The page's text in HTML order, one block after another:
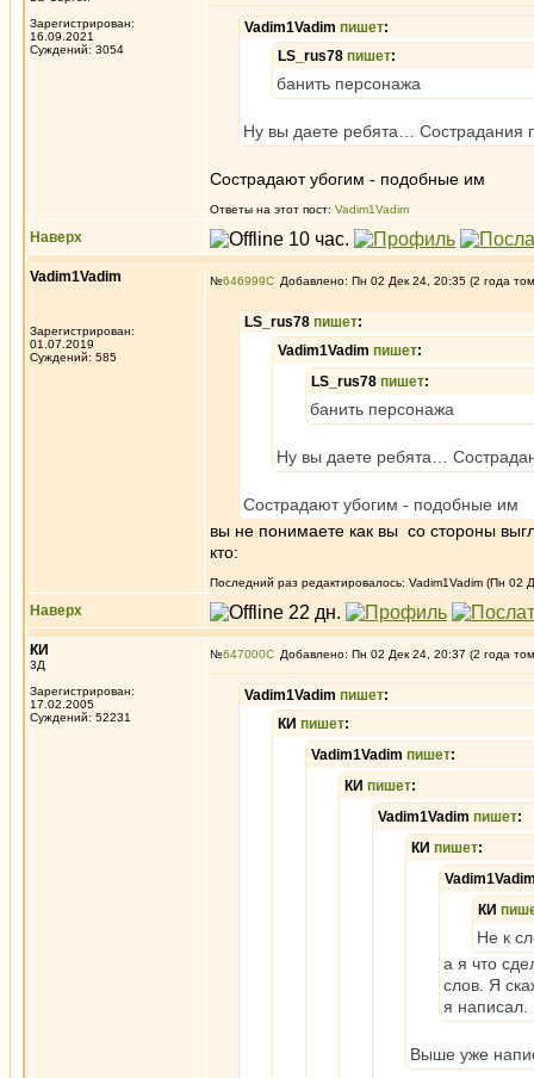
Зарегистрирован:
16.09.2021
Суждений: 3054
Vadim1Vadim пишет:
LS_rus78 пишет:
банить персонажа
Ну вы даете ребята… Сострадания
Сострадают убогим - подобные им
Ответы на этот пост: Vadim1Vadim
Наверх
Vadim1Vadim
Зарегистрирован:
01.07.2019
Суждений: 585
№646999 Добавлено: Пн 02 Дек 24, 20:35 (2 года
LS_rus78 пишет:
Vadim1Vadim пишет:
LS_rus78 пишет:
банить персонажа
Ну вы даете ребята…
Сострадают убогим - подобные им
вы не понимаете как вы со стороны
кто:
Последний раз редактировалось: Vadim1Vadim (Пн 02
Наверх
КИ
3Д
Зарегистрирован:
17.02.2005
Суждений: 52231
№647000 Добавлено: Пн 02 Дек 24, 20:37 (2 года
Vadim1Vadim пишет:
КИ пишет:
Vadim1Vadim пишет:
КИ пишет:
Vadim1Vadim пишет:
КИ пишет:
КИ
Не к
а я что
слов. Я
я написал.
Выше уже